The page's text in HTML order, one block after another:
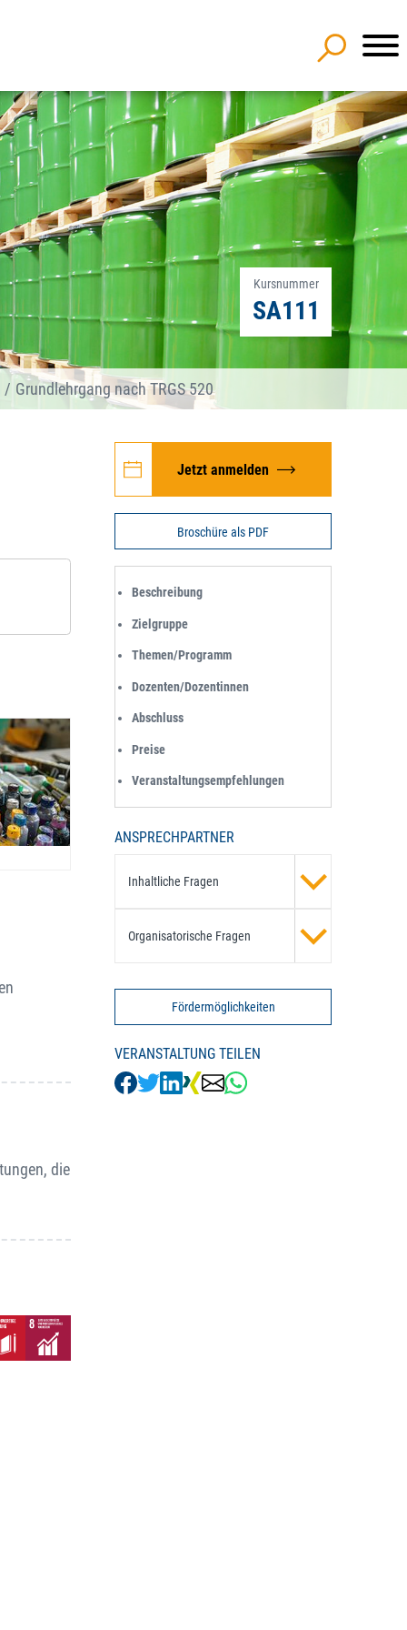
Kursnummer
SA111
Grundlehrgang nach TRGS 520
die
Jetzt anmelden
Broschüre als PDF
Beschreibung
Zielgruppe
Themen/Programm
Dozenten/Dozentinnen
Abschluss
Preise
Veranstaltungsempfehlungen
ANSPRECHPARTNER
Inhaltliche Fragen
Organisatorische Fragen
Fördermöglichkeiten
VERANSTALTUNG TEILEN